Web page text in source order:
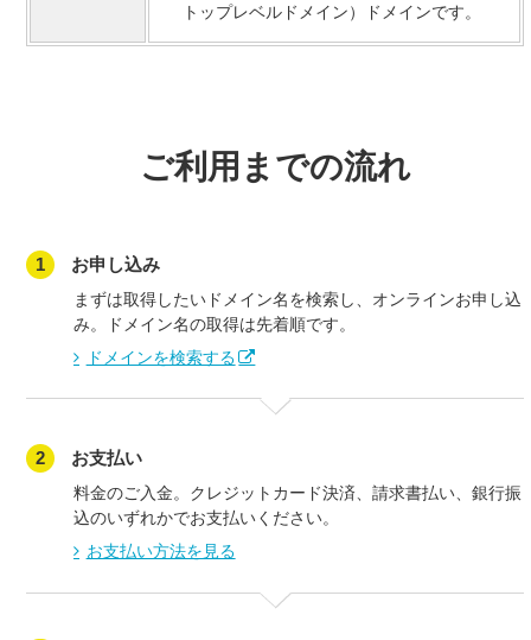
トップレベルドメイン）ドメインです。
ご利用までの流れ
1 お申し込み
まずは取得したいドメイン名を検索し、オンラインお申し込
み。ドメイン名の取得は先着順です。
ドメインを検索する
2 お支払い
料金のご入金。クレジットカード決済、請求書払い、銀行振
込のいずれかでお支払いください。
お支払い方法を見る